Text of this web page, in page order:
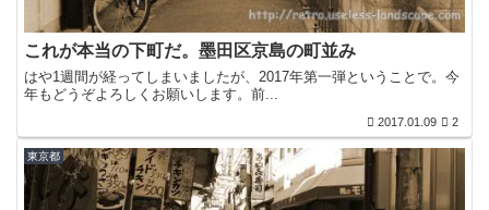
これが本当の下町だ。墨田区京島の町並み
はや1週間が経ってしまいましたが、2017年第一弾ということで。今
年もどうぞよろしくお願いします。前...
2017.01.09 2
東京都